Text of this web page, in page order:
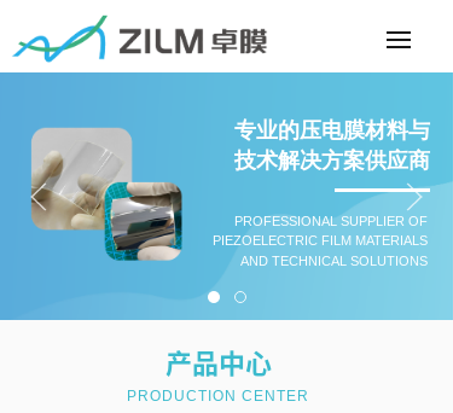
PROFESSIONAL SUPPLIER OF
PIEZOELECTRIC FILM MATERIALS
AND TECHNICAL SOLUTIONS
专业的压电膜材料与
技术解决方案供应商
产品中心
PRODUCTION CENTER